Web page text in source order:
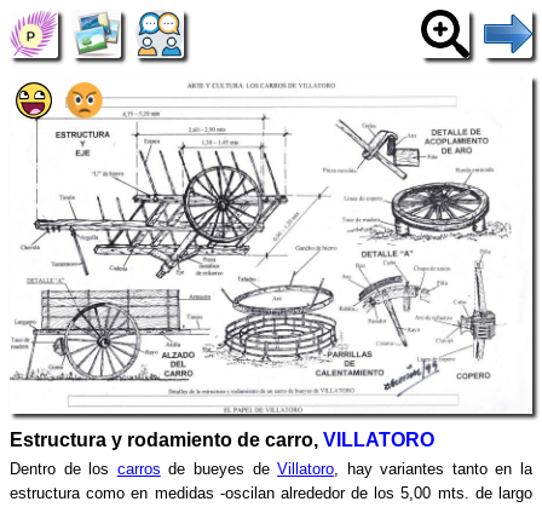
Estructura y rodamiento de carro, VILLATORO
Dentro de los carros de bueyes deVillatoro, hay variantes tanto en la
estructura como en medidas -oscilan alrededor de los 5,00 mts. de largo